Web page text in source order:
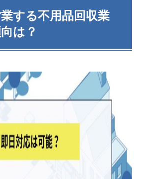
する不用品回収業
は？